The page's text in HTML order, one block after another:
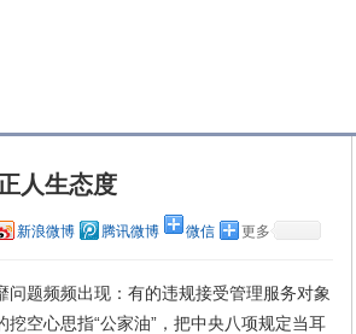
人生态度
新浪微博 腾讯微博 微信 更多
题频频出现：有的违规接受管理服务对象
空心思指“公家油”，把中央八项规定当耳